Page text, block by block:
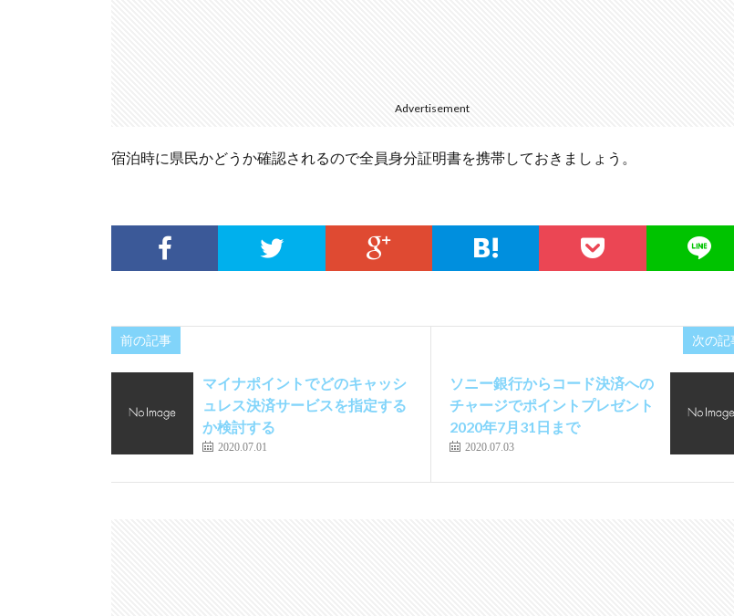
Advertisement
宿泊時に県民かどうか確認されるので全員身分証明書を携帯しておきましょう。
前の記事
マイナポイントでどのキャッシ
ュレス決済サービスを指定する
か検討する
2020.07.01
次の記
ソニー銀行からコード決済への
チャージでポイントプレゼント
2020年7月31日まで
2020.07.03